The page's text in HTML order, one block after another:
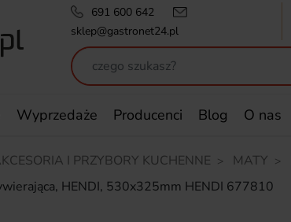
691 600 642
sklep@gastronet24.pl
Wyprzedaże Producenci Blog O nas
I PRZYBORY KUCHENNE MATY
HENDI, 530x325mm HENDI 677810